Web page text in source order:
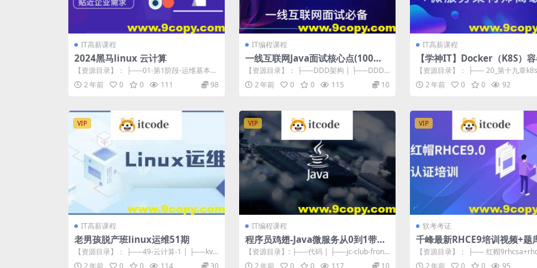
IT高薪课程
2024黑马linux 云计算
【资源目录】： ├──01-第1阶段-运维基本功
| ├──01-第1阶段-运维...
2 年前 0 0 111 98
IT编程课程
一线互联网Java面试核心点(100万
字)
【资源目录】： ├──DDD架构 | ├──DDD
的四层领域模型是怎样的？包含哪...
2 年前 0 0 115 10
IT高薪课程
【学神IT】Docker（K8S）
构师 – 中级+高级
【资源目录】： ├── 20_第十九章
ometheus构建企业级监...
2 年前 0 0 92
VIP
IT高薪课程
老男孩脱产班linux运维51期
【资源目录】： ├──49-云计算-1 | ├──kv
m虚拟化-day1 | |...
2 年前 0 0 114 30
VIP
IT编程课程
程序员鸡翅-Java微服务从0到1带你
做社区项目实战
【资源目录】: ├──代码 | ├──jc-club-front.
zip 7.5...
2 年前 0 0 117 10
VIP
软考考证
千峰最新RHCE9培训视频+题
试真环境
【资源目录】： ├── 红帽
│ ├── 红帽9.0版...
2 年前 0 0 95